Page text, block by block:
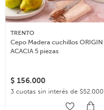
TRENTO
Cepo Madera cuchillos ORIGIN
ACACIA 5 piezas
$ 156.000
3 cuotas sin interés de $52.000